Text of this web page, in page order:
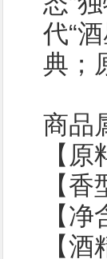
代“
典；
商品
【
【
【
【